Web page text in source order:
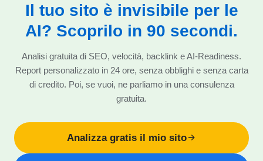
Il tuo sito è invisibile per le
AI? Scoprilo in 90 secondi.
Analisi gratuita di SEO, velocità, backlink e AI-Readiness.
Report personalizzato in 24 ore, senza obblighi e senza carta
di credito. Poi, se vuoi, ne parliamo in una consulenza
gratuita.
Analizza gratis il mio sito